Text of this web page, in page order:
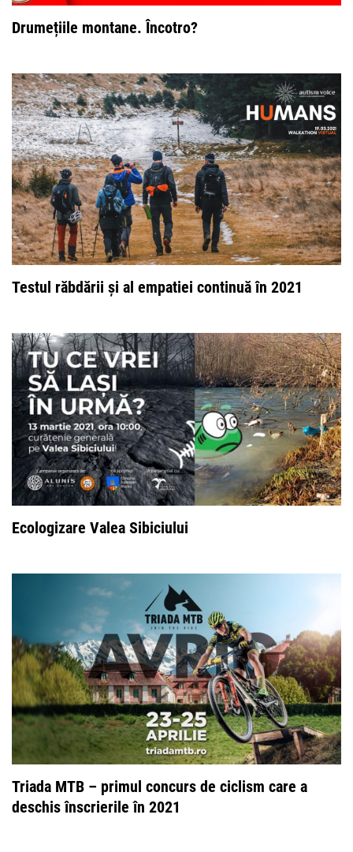
Drumețiile montane. Încotro?
Testul răbdării și al empatiei continuă în 2021
Ecologizare Valea Sibiciului
Triada MTB – primul concurs de ciclism care a
deschis înscrierile în 2021